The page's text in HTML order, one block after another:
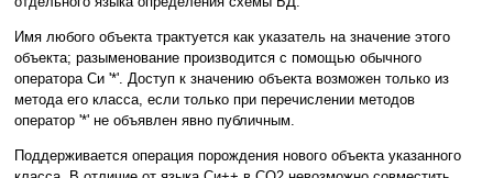
Имя любого объекта трактуется как указатель на значение этого
объекта; разыменование производится с помощью обычного
оператора Си '*'. Доступ к значению объекта возможен только из
метода его класса, если только при перечислении методов
оператор '*' не объявлен явно публичным.
Поддерживается операция порождения нового объекта указанного